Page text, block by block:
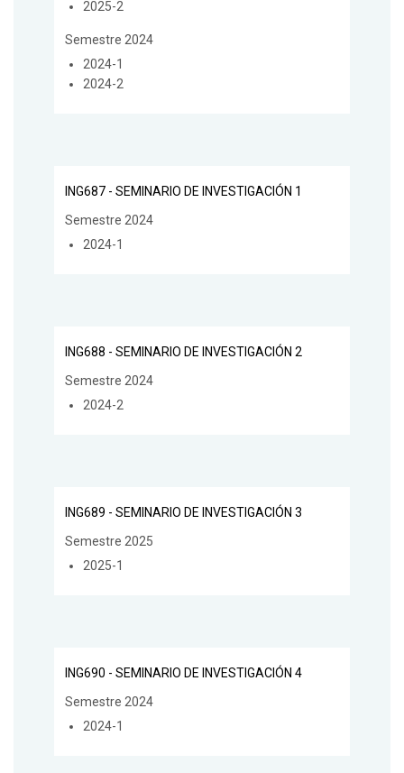
2025-2
Semestre 2024
2024-1
2024-2
ING687 - SEMINARIO DE INVESTIGACIÓN 1
Semestre 2024
2024-1
ING688 - SEMINARIO DE INVESTIGACIÓN 2
Semestre 2024
2024-2
ING689 - SEMINARIO DE INVESTIGACIÓN 3
Semestre 2025
2025-1
ING690 - SEMINARIO DE INVESTIGACIÓN 4
Semestre 2024
2024-1